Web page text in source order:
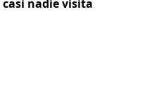
casi nadie visita